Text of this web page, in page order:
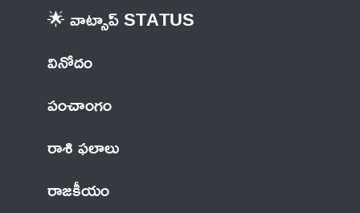
🌟 వాట్సాప్ STATUS
వినోదం
పంచాంగం
రాశి ఫలాలు
రాజకీయం